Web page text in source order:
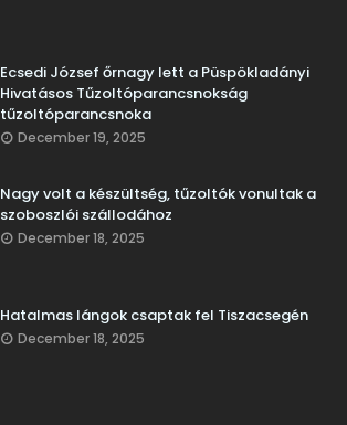
Ecsedi József őrnagy lett a Püspökladányi
Hivatásos Tűzoltóparancsnokság
tűzoltóparancsnoka
December 19, 2025
Nagy volt a készültség, tűzoltók vonultak a
szoboszlói szállodához
December 18, 2025
Hatalmas lángok csaptak fel Tiszacsegén
December 18, 2025